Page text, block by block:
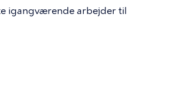
igangværende arbejder til